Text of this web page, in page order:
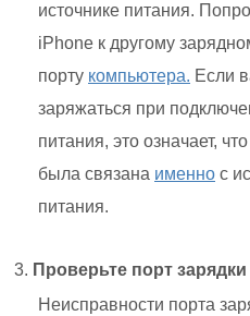
источнике питания.
iPhone к другому
порту компьютера. Если
заряжаться при
питания, это означает,
была связана именно с
питания.
Проверьте порт
Неисправности порта